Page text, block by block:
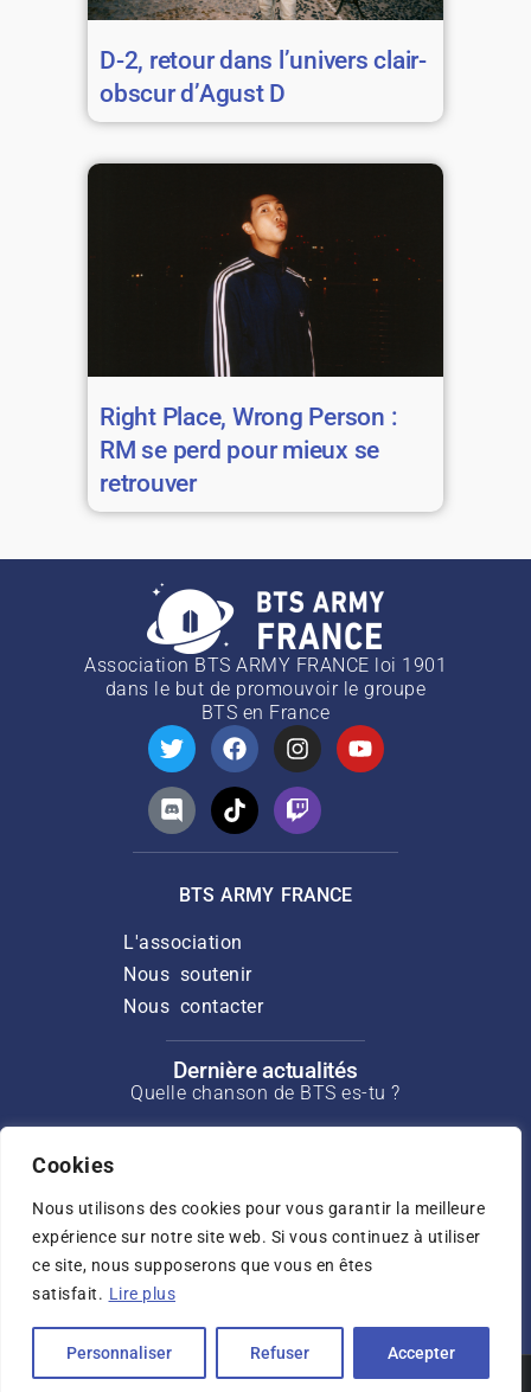
Cookies
Nous utilisons des cookies pour vous garantir la meilleure
expérience sur notre site web. Si vous continuez à utiliser
ce site, nous supposerons que vous en êtes
satisfait. Lire plus
Personnaliser Refuser Accepter
D-2, retour dans l’univers clair-
obscur d’Agust D
Right Place, Wrong Person :
RM se perd pour mieux se
retrouver
Association BTS ARMY FRANCE loi 1901
dans le but de promouvoir le groupe
BTS en France
BTS ARMY FRANCE
L'association
Nous soutenir
Nous contacter
Dernière actualités
Quelle chanson de BTS es-tu ?
Interview de J-Hope pour Rolling Stone
de mars 2025
Interview de Jin pour USA Today de mai
© 2023 BTS Politique de Mentions légales Conditions